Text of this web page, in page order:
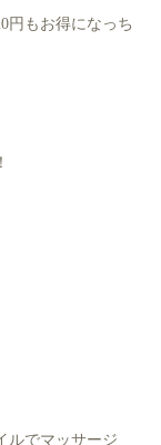
円もお得になっち
ルでマッサージ